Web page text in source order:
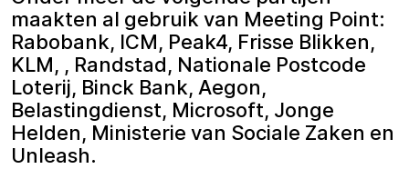
maakten al gebruik van Meeting Point:
Rabobank, ICM, Peak4, Frisse Blikken,
KLM, , Randstad, Nationale Postcode
Loterij, Binck Bank, Aegon,
Belastingdienst, Microsoft, Jonge
Helden, Ministerie van Sociale Zaken en
Unleash.